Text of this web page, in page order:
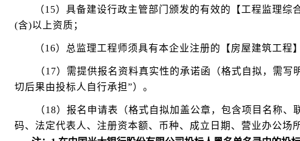
（15）具备建设行政主管部门颁发的有效的【工程监理综
(含)以上资质；
（16）总监理工程师须具有本企业注册的【房屋建筑工程
（17）需提供报名资料真实性的承诺函（格式自拟，需
切后果由投标人自行承担”）。
（18）报名申请表（格式自拟加盖公章，包含项目名称
码、法定代表人、注册资本额、币种、成立日期、营业办公场